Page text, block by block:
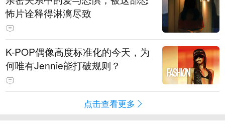
怖片诠释得淋漓尽致
K-POP偶像高度标准化的今天，为
何唯有Jennie能打破规则？
点击查看更多